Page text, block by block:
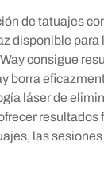
de tatuajes
disponible
consigue
borra
láser de
resultados
las